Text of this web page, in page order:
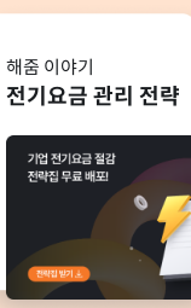
해줌 이야기
전기요금 관리 전략